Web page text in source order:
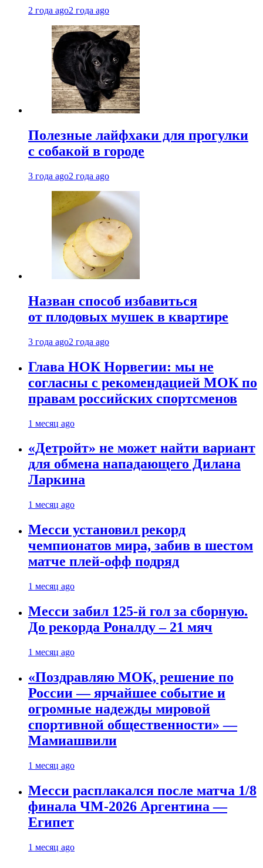
2 года ago2 года ago
Полезные лайфхаки для прогулки
с собакой в городе
3 года ago2 года ago
Назван способ избавиться
от плодовых мушек в квартире
3 года ago2 года ago
Глава НОК Норвегии: мы не
согласны с рекомендацией МОК по
правам российских спортсменов
1 месяц ago
«Детройт» не может найти вариант
для обмена нападающего Дилана
Ларкина
1 месяц ago
Месси установил рекорд
чемпионатов мира, забив в шестом
матче плей‑офф подряд
1 месяц ago
Месси забил 125-й гол за сборную.
До рекорда Роналду – 21 мяч
1 месяц ago
«Поздравляю МОК, решение по
России — ярчайшее событие и
огромные надежды мировой
спортивной общественности» —
Мамиашвили
1 месяц ago
Месси расплакался после матча 1/8
финала ЧМ-2026 Аргентина —
Египет
1 месяц ago